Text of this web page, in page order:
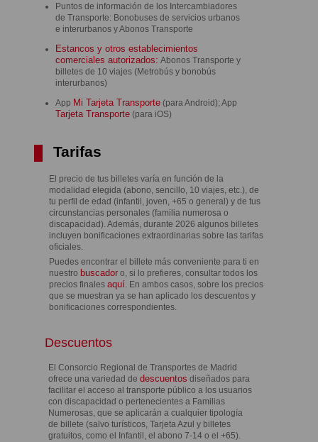
Puntos de información de los Intercambiadores
de Transporte: Bonobuses de servicios urbanos
e interurbanos y Abonos Transporte
Estancos y otros establecimientos
comerciales autorizados: Abonos Transporte y
billetes de 10 viajes (Metrobús y bonobús
interurbanos)
App Mi Tarjeta Transporte (para Android); App
Tarjeta Transporte (para iOS)
Tarifas
El precio de tus billetes varía en función de la
modalidad elegida (abono, sencillo, 10 viajes, etc.), de
tu perfil de edad (infantil, joven, +65 o general) y de tus
circunstancias personales (familia numerosa o
discapacidad). Además, durante 2026 algunos billetes
incluyen bonificaciones extraordinarias sobre las tarifas
oficiales.
Puedes encontrar el billete más conveniente para ti en
nuestro buscador o, si lo prefieres, consultar todos los
precios finalesaquí. En ambos casos, sobre los precios
que se muestran ya se han aplicado los descuentos y
bonificaciones correspondientes.
Descuentos
El Consorcio Regional de Transportes de Madrid
ofrece una variedad dedescuentos diseñados para
facilitar el acceso al transporte público a los usuarios
con discapacidad o pertenecientes a Familias
Numerosas, que se aplicarán a cualquier tipología
de billete (salvo turísticos, Tarjeta Azul y billetes
gratuitos, como el Infantil, el abono 7-14 o el +65).